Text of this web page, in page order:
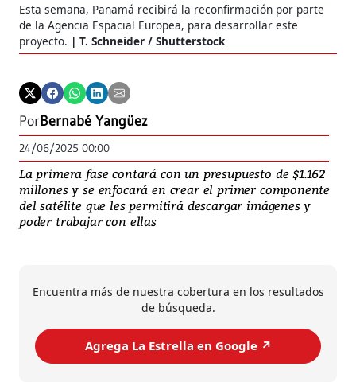
Esta semana, Panamá recibirá la reconfirmación por parte
de la Agencia Espacial Europea, para desarrollar este
proyecto.
T. Schneider / Shutterstock
PorBernabé Yangüez
24/06/2025 00:00
La primera fase contará con un presupuesto de $1.162
millones y se enfocará en crear el primer componente
del satélite que les permitirá descargar imágenes y
poder trabajar con ellas
Encuentra más de nuestra cobertura en los resultados
de búsqueda.
Agrega La Estrella en Google ↗️